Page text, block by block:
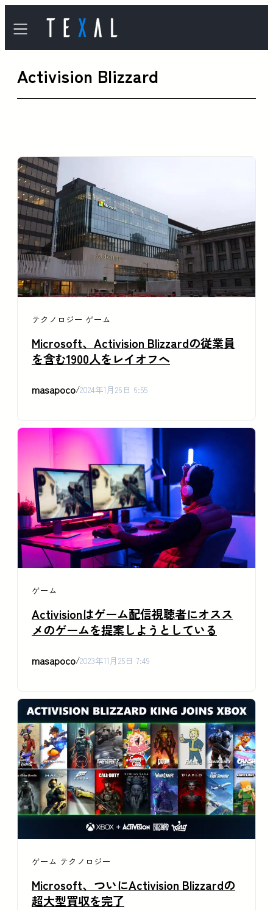
容
を
Activision Blizzard
テクノロジー ゲーム
Microsoft、Activision Blizzardの従業員
を含む1900人をレイオフへ
masapoco/2024年1月26日 6:55
ゲーム
Activisionはゲーム配信視聴者にオスス
メのゲームを提案しようとしている
masapoco/2023年11月25日 7:49
ゲーム テクノロジー
Microsoft、ついにActivision Blizzardの
超大型買収を完了